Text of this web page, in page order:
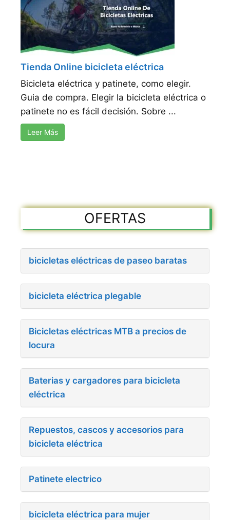
Tienda Online bicicleta eléctrica
Bicicleta eléctrica y patinete, como elegir.
Guia de compra. Elegir la bicicleta eléctrica o
patinete no es fácil decisión. Sobre ...
Leer Más
OFERTAS
bicicletas eléctricas de paseo baratas
bicicleta eléctrica plegable
Bicicletas eléctricas MTB a precios de
locura
Baterias y cargadores para bicicleta
eléctrica
Repuestos, cascos y accesorios para
bicicleta eléctrica
Patinete electrico
bicicleta eléctrica para mujer